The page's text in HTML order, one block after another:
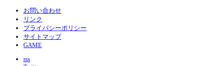
お問い合わせ
リンク
プライバシーポリシー
サイトマップ
GAME
rss